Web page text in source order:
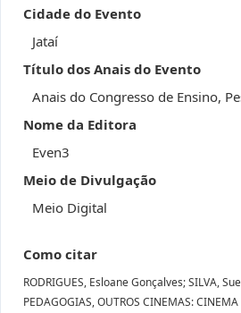
Cidade do Evento
Jataí
Título dos Anais do Evento
Anais do Congresso de Ensino,
Nome da Editora
Even3
Meio de Divulgação
Meio Digital
Como citar
RODRIGUES, Esloane Gonçalves; SILVA,
PEDAGOGIAS, OUTROS CINEMAS: